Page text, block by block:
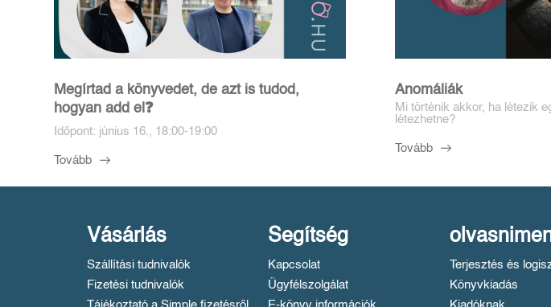
Megírtad a könyvedet, de azt is tudod,
hogyan add el❓️
Időpont: június 16., 18:00-19:00
Tovább
Anomáliák
Mi történik akkor, ha létezik
létezhetne?
Tovább
Vásárlás
Szállítási tudnivalók
Fizetési tudnivalók
Segítség
Kapcsolat
Ügyfélszolgálat
Terjesztés és
Könyvkiadás